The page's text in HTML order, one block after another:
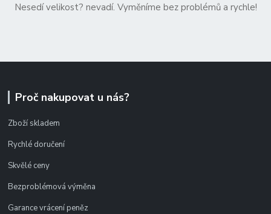
Nesedí velikost? nevadí. Vyměníme bez problémů a rychle!
Proč nakupovat u nás?
Zboží skladem
Rychlé doručení
Skvělé ceny
Bezproblémová výměna
Garance vrácení peněz